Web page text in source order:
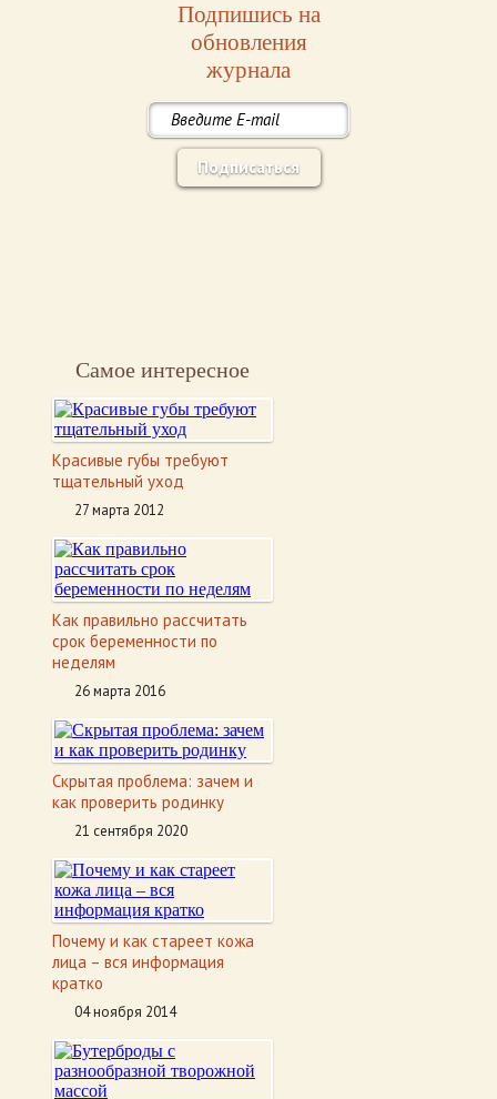
Подпишись на
обновления
журнала
Подписаться
Самое интересное
Красивые губы требуют
тщательный уход
27 марта 2012
Как правильно рассчитать
срок беременности по
неделям
26 марта 2016
Скрытая проблема: зачем и
как проверить родинку
21 сентября 2020
Почему и как стареет кожа
лица – вся информация
кратко
04 ноября 2014